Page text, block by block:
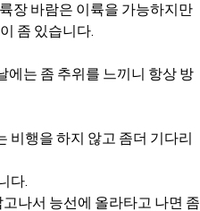
장 바람은 이륙을 가능하지만
좀 있습니다.
에는 좀 추위를 느끼니 항상 방
비행을 하지 않고 좀더 기다리
다.
나서 능선에 올라타고 나면 좀